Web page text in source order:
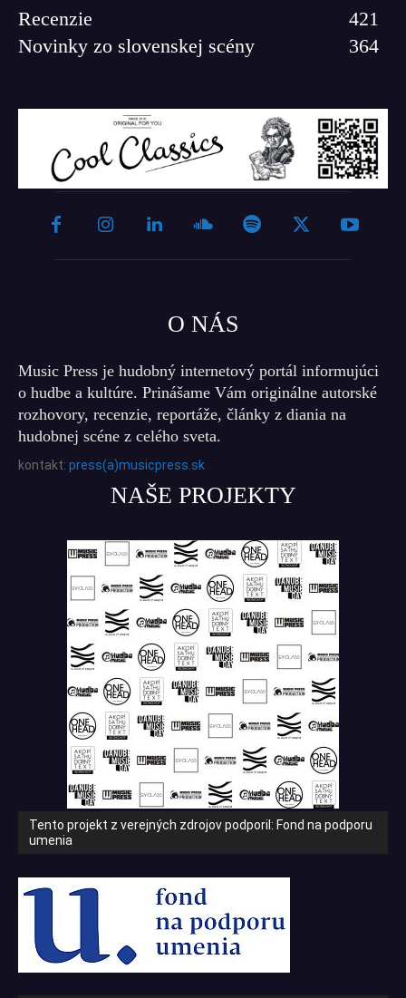
Recenzie
421
Novinky zo slovenskej scény
364
O NÁS
Music Press je hudobný internetový portál informujúci
o hudbe a kultúre. Prinášame Vám originálne autorské
rozhovory, recenzie, reportáže, články z diania na
hudobnej scéne z celého sveta.
kontakt: press(a)musicpress.sk
NAŠE PROJEKTY
Tento projekt z verejných zdrojov podporil: Fond na podporu
umenia